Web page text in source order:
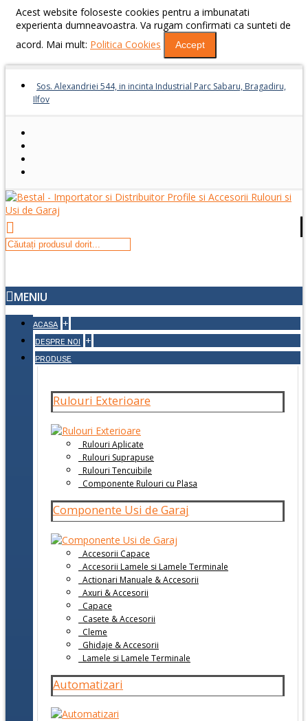
Acest website foloseste cookies pentru a imbunatati
experienta dumneavoastra. Va rugam confirmati ca sunteti de
acord. Mai mult: Politica Cookies Accept
Sos. Alexandriei 544, in incinta Industrial Parc Sabaru, Bragadiru,
Ilfov
MENIU
ACASA +
DESPRE NOI +
PRODUSE
Rulouri Exterioare
Rulouri Aplicate
Rulouri Suprapuse
Rulouri Tencuibile
Componente Rulouri cu Plasa
Componente Usi de Garaj
Accesorii Capace
Accesorii Lamele si Lamele Terminale
Actionari Manuale & Accesorii
Axuri & Accesorii
Capace
Casete & Accesorii
Cleme
Ghidaje & Accesorii
Lamele si Lamele Terminale
Automatizari